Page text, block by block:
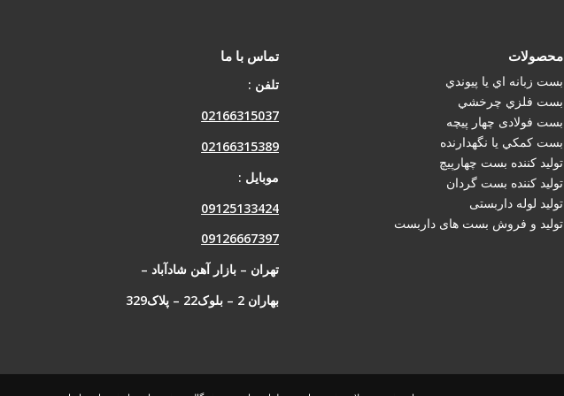
محصولات
بست زبانه اي يا پيوندي
بست فلزي چرخشي
بست فولادی چهار پيچه
بست كمكي يا نگهدارنده
تولید کننده بست چهارپیچ
تولید کننده بست گردان
تولید لوله داربستی
تولید و فروش بست های داربست
تماس با ما
تلفن :
02166315037
02166315389
موبایل :
09125133424
09126667397
تهران – بازار آهن شادآباد –
بهاران 2 – بلوک22 – پلاک329